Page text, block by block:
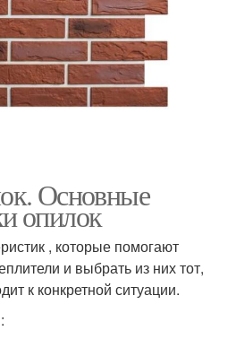
Основные
опилок
, которые помогают
и выбрать из них тот,
к конкретной ситуации.